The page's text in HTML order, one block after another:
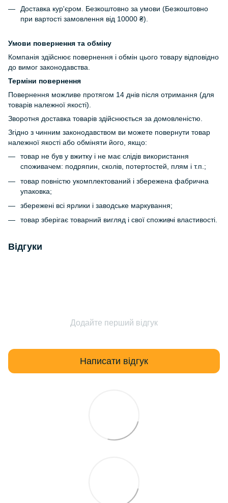
Доставка кур'єром. Безкоштовно за умови (Безкоштовно
при вартості замовлення від 10000 ₴).
Умови повернення та обміну
Компанія здійснює повернення і обмін цього товару відповідно
до вимог законодавства.
Терміни повернення
Повернення можливе протягом 14 днів після отримання (для
товарів належної якості).
Зворотня доставка товарів здійснюється за домовленістю.
Згідно з чинним законодавством ви можете повернути товар
належної якості або обміняти його, якщо:
товар не був у вжитку і не має слідів використання
споживачем: подряпин, сколів, потертостей, плям і т.п.;
товар повністю укомплектований і збережена фабрична
упаковка;
збережені всі ярлики і заводське маркування;
товар зберігає товарний вигляд і свої споживчі властивості.
Відгуки
Додайте перший відгук
Написати відгук